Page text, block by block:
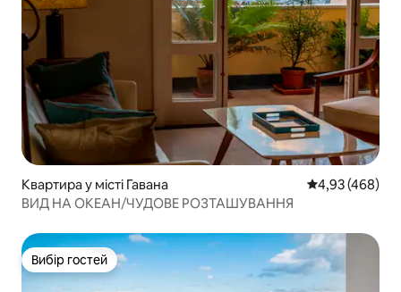
Квартира у місті Гавана Середня
4,93 (468)
ВИД НА ОКЕАН/ЧУДОВЕ РОЗТАШУВАННЯ
Вибір гостей
Вибір гостей